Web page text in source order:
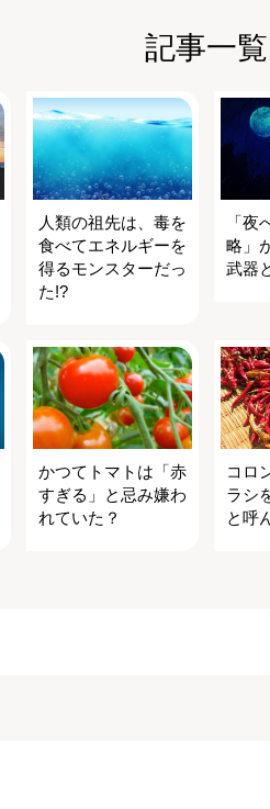
記事一覧
人類の祖先は、毒を
食べてエネルギーを
得るモンスターだっ
た!?
「夜
略」
武器
かつてトマトは「赤
すぎる」と忌み嫌わ
れていた？
コロ
ラシ
と呼